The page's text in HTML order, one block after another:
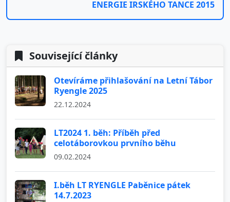
ENERGIE IRSKÉHO TANCE 2015
Související články
Otevíráme přihlašování na Letní Tábor
Ryengle 2025
22.12.2024
LT2024 1. běh: Příběh před
celotáborovkou prvního běhu
09.02.2024
I.běh LT RYENGLE Paběnice pátek
14.7.2023